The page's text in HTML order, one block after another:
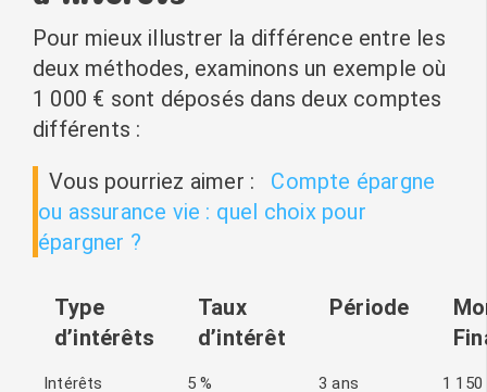
Pour mieux illustrer la différence entre les
deux méthodes, examinons un exemple où
1 000 € sont déposés dans deux comptes
différents :
Vous pourriez aimer :
Compte épargne
ou assurance vie : quel choix pour
épargner ?
Type
d’intérêts
Taux
d’intérêt
Période
Intérêts
5 % 3 ans 1 150